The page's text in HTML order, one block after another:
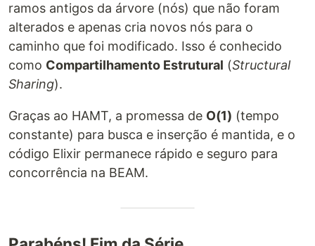
ramos antigos da árvore (nós) que não foram
alterados e apenas cria novos nós para o
caminho que foi modificado. Isso é conhecido
como Compartilhamento Estrutural (Structural
Sharing).
Graças ao HAMT, a promessa de O(1) (tempo
constante) para busca e inserção é mantida, e o
código Elixir permanece rápido e seguro para
concorrência na BEAM.